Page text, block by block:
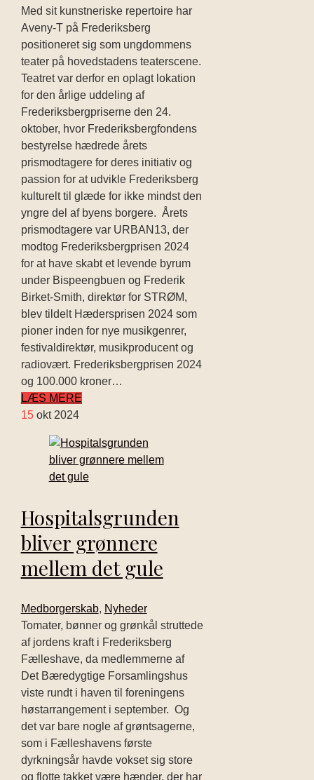
Med sit kunstneriske repertoire har
Aveny-T på Frederiksberg
positioneret sig som ungdommens
teater på hovedstadens teaterscene.
Teatret var derfor en oplagt lokation
for den årlige uddeling af
Frederiksbergpriserne den 24.
oktober, hvor Frederiksbergfondens
bestyrelse hædrede årets
prismodtagere for deres initiativ og
passion for at udvikle Frederiksberg
kulturelt til glæde for ikke mindst den
yngre del af byens borgere. Årets
prismodtagere var URBAN13, der
modtog Frederiksbergprisen 2024
for at have skabt et levende byrum
under Bispeengbuen og Frederik
Birket-Smith, direktør for STRØM,
blev tildelt Hædersprisen 2024 som
pioner inden for nye musikgenrer,
festivaldirektør, musikproducent og
radiovært. Frederiksbergprisen 2024
og 100.000 kroner…
LÆS MERE
15 okt 2024
Hospitalsgrunden
bliver grønnere
mellem det gule
Medborgerskab, Nyheder
Tomater, bønner og grønkål struttede
af jordens kraft i Frederiksberg
Fælleshave, da medlemmerne af
Det Bæredygtige Forsamlingshus
viste rundt i haven til foreningens
høstarrangement i september. Og
det var bare nogle af grøntsagerne,
som i Fælleshavens første
dyrkningsår havde vokset sig store
og flotte takket være hænder, der har